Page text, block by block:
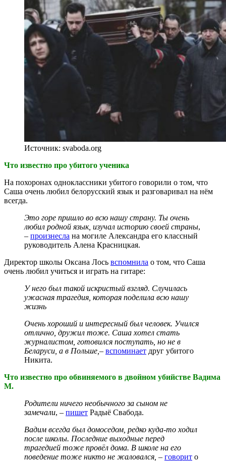
Источник: svaboda.org
Что известно про убитого ученика
На похоронах одноклассники убитого говорили о том, что
Саша очень любил белорусский язык и разговаривал на нём
всегда.
Это горе пришло во всю нашу страну. Ты очень
любил родной язык, изучал историю своей страны,
– произнесла на могиле Александра его классный
руководитель Алена Красницкая.
Директор школы Оксана Лось вспомнила о том, что Саша
очень любил учиться и играть на гитаре:
У него был такой искристый взгляд. Случилась
ужасная трагедия, которая поделила всю нашу
жизнь
Очень хороший и интересный был человек. Учился
отлично, дружил тоже. Саша хотел стать
журналистом, готовился поступать, но не в
Беларуси, а в Польше, – вспоминает друг убитого
Никита.
Что известно про обвиняемого в двойном убийстве Вадима
М.
Родители ничего необычного за сыном не
замечали, – пишет Радыё Свабода.
Вадим всегда был домоседом, редко куда-то ходил
после школы. Последние выходные перед
трагедией тоже провёл дома. В школе на его
поведение тоже никто не жаловался, – говорит о